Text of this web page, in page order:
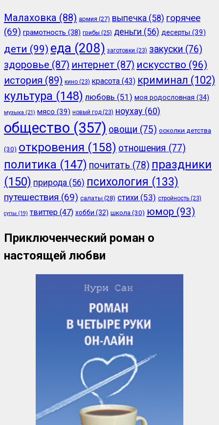
Малаховка (88) армия (27) выпечка (58) горячее
(69) грамотность (38) грибы (25) деньги (56) десерты (39)
дети (99) еда (208) заготовки (23) закуски (76)
здоровье (87) интернет (87) искусство (96)
история (89) кино (23) красота (43) криминал (102)
культура (148) любовь (51) моя родословная (34)
музыка (21) мясо (39) новый год (23) ноухау (60)
общество (357) овощи (75) осколки детства
(30) откровения (158) отношения (77)
политика (147) почитать (78) праздники
(150) природа (56) психология (133)
путешествия (69) салаты (28) стихи (53) стройность (23)
супы (19) твиттер (47) хобби (32) школа (30) юмор (93)
Приключенческий роман о
настоящей любви